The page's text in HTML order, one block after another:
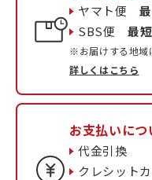
ヤマト便
SBS便最
※お届けする地域
詳しくはこちら
お支払いにつ
代金引換
クレシット